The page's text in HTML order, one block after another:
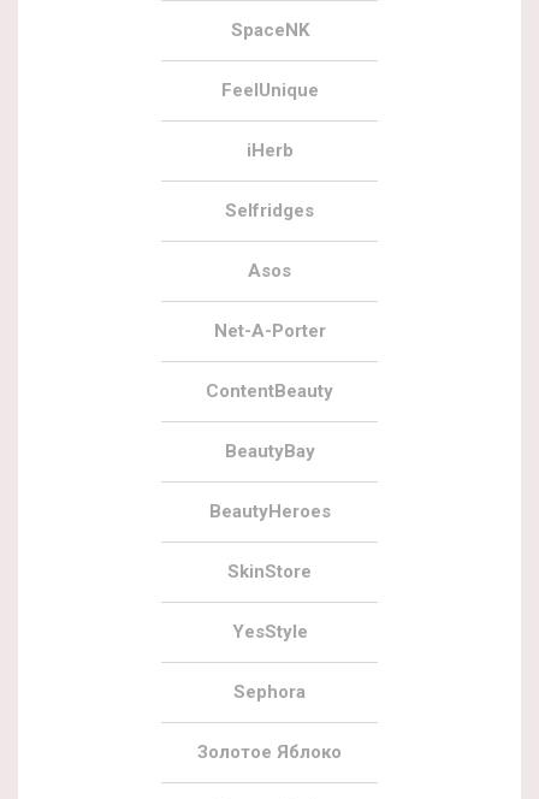
SpaceNK
FeelUnique
iHerb
Selfridges
Asos
Net-A-Porter
ContentBeauty
BeautyBay
BeautyHeroes
SkinStore
YesStyle
Sephora
Золотое Яблоко